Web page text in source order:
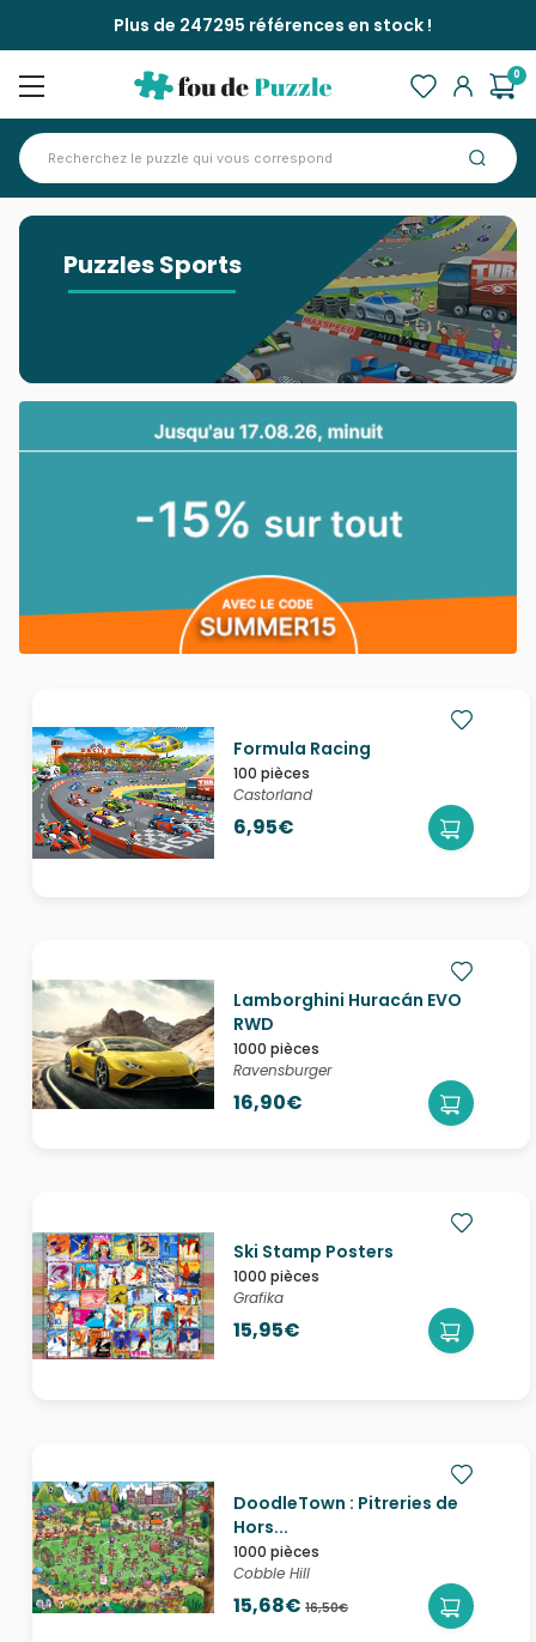
Plus de 247295 références en stock !
0
Puzzles Sports
Formula Racing
100 pièces
Castorland
6,95€
Lamborghini Huracán EVO
RWD
1000 pièces
Ravensburger
16,90€
Ski Stamp Posters
1000 pièces
Grafika
15,95€
DoodleTown : Pitreries de
Hors...
1000 pièces
Cobble Hill
15,68€ 16,50€